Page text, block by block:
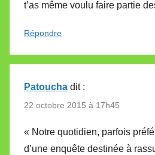
t’as même voulu faire partie
Répondre
Patoucha dit :
22 octobre 2015 à 17h45
« Notre quotidien, parfois
d’une enquête destinée à